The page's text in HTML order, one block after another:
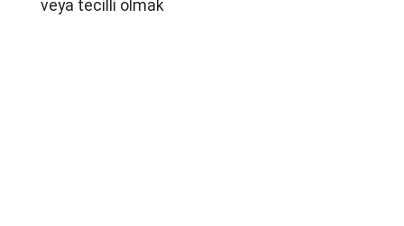
veya tecilli olmak